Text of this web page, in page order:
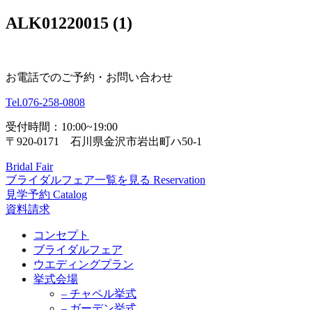
ALK01220015 (1)
お電話でのご予約・お問い合わせ
Tel.076-258-0808
受付時間：10:00~19:00
〒920-0171 石川県金沢市岩出町ハ50-1
Bridal Fair
ブライダルフェア一覧を見る Reservation
見学予約 Catalog
資料請求
コンセプト
ブライダルフェア
ウエディングプラン
挙式会場
– チャペル挙式